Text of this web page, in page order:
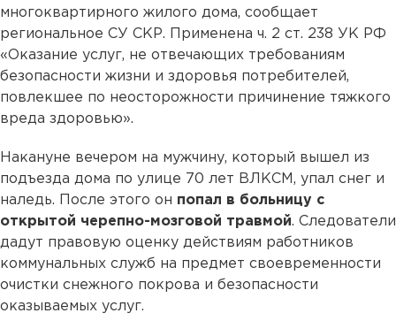
многоквартирного жилого дома, сообщает
региональное СУ СКР. Применена ч. 2 ст. 238 УК РФ
«Оказание услуг, не отвечающих требованиям
безопасности жизни и здоровья потребителей,
повлекшее по неосторожности причинение тяжкого
вреда здоровью».
Накануне вечером на мужчину, который вышел из
подъезда дома по улице 70 лет ВЛКСМ, упал снег и
наледь. После этого он попал в больницу с
открытой черепно-мозговой травмой. Следователи
дадут правовую оценку действиям работников
коммунальных служб на предмет своевременности
очистки снежного покрова и безопасности
оказываемых услуг.